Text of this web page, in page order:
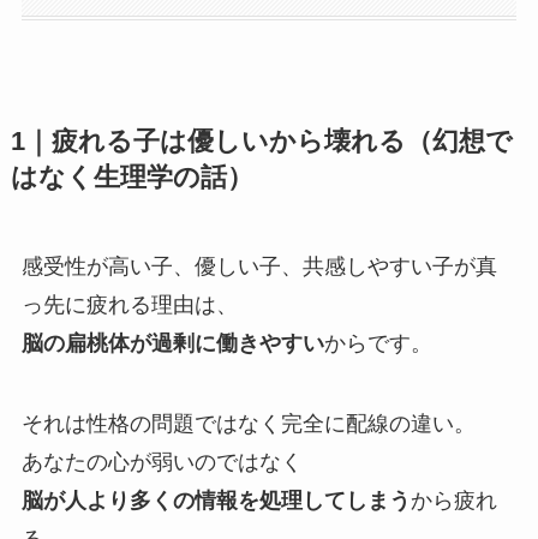
1｜疲れる子は優しいから壊れる（幻想で
はなく生理学の話）
感受性が高い子、優しい子、共感しやすい子が真
っ先に疲れる理由は、
脳の扁桃体が過剰に働きやすいからです。
それは性格の問題ではなく完全に配線の違い。
あなたの心が弱いのではなく
脳が人より多くの情報を処理してしまう から疲れ